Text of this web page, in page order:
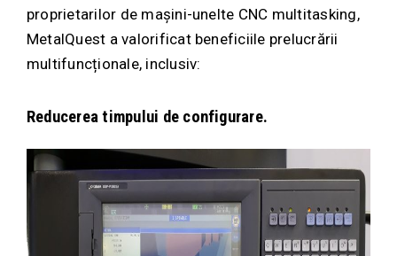
proprietarilor de mașini-unelte CNC multitasking,
MetalQuest a valorificat beneficiile prelucrării
multifuncționale, inclusiv:
Reducerea timpului de configurare.